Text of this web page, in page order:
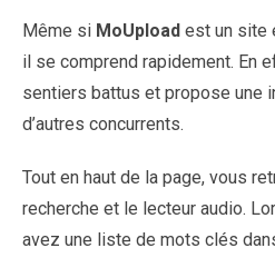
Même si MoUpload est un site
il se comprend rapidement. En
sentiers battus et propose une
d’autres concurrents.
Tout en haut de la page, vous
recherche et le lecteur audio.
avez une liste de mots clés